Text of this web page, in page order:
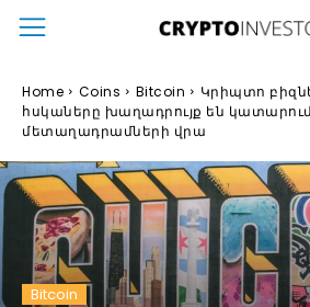
Home Coins Bitcoin
Կրիպտո
հսկաները խաղադրույք են կատարում
մետաղադրամների վրա
Bitcoin